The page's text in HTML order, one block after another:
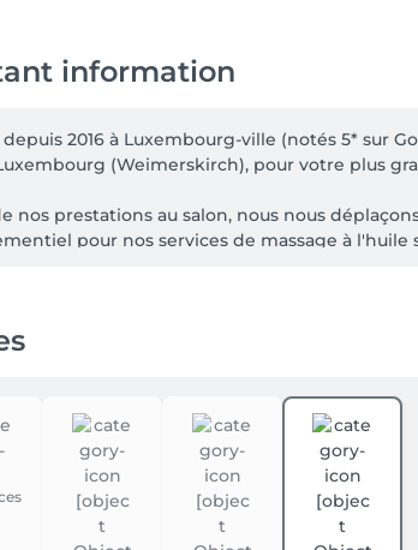
information
2016 à Luxembourg-ville (notés 5* sur
(Weimerskirch), pour votre plus
nos prestations au salon, nous nous
pour nos services de massage à